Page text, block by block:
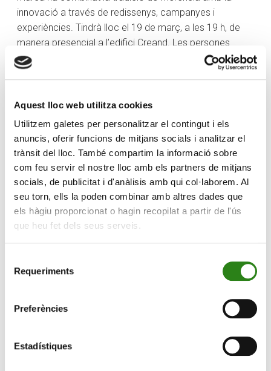
Aquest lloc web utilitza cookies
Utilitzem galetes per personalitzar el contingut i els
anuncis, oferir funcions de mitjans socials i analitzar el
trànsit del lloc. També compartim la informació sobre
com feu servir el nostre lloc amb els partners de mitjans
socials, de publicitat i d'anàlisis amb qui col·laborem. Al
seu torn, ells la poden combinar amb altres dades que
els hàgiu proporcionat o hagin recopilat a partir de l'ús
que heu fet dels seus serveis.
Requeriments
Preferències
Estadístiques
innovació a través de redissenys, campanyes i
experiències. Tindrà lloc el 19 de març, a les 19 h, de
manera presencial a l’edifici Creand. Les persones
interessades a assistir-hi han de fer una reserva prèvia a
aquest
Education i anirà a càrrec de Ricard Gil, professor de
Direcció Estratègica a l’IESE Business School. Parlarà
de les decisions preses pel director executiu de Tiffany
& Co, Alessandro Bogliolo, i el director artístic, Reed
Krakoff, amb l’objectiu de respondre a la pregunta de si
és possible modernitzar-se sense perdre la tradició
atemporal que caracteritza aquesta marca, o es corre
el risc d’allunyar-se dels clients. Entre d’altres temes, la
masterclass parlarà del Blue Box Café, que es va fer
És una sessió pràctica que segueix la fórmula
professors de l’IESE i Harvard. A diferència dels
mètodes tradicionals d’ensenyament, la sessió gira
professor actua com a moderador del debat, animant